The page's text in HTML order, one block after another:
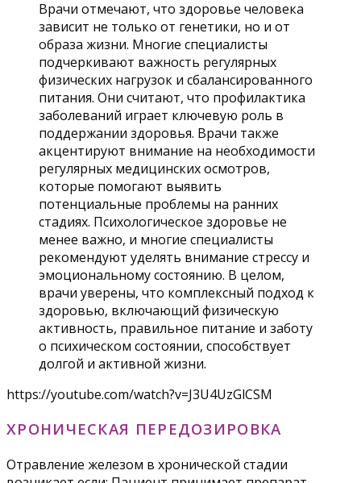
Врачи отмечают, что здоровье человека
зависит не только от генетики, но и от
образа жизни. Многие специалисты
подчеркивают важность регулярных
физических нагрузок и сбалансированного
питания. Они считают, что профилактика
заболеваний играет ключевую роль в
поддержании здоровья. Врачи также
акцентируют внимание на необходимости
регулярных медицинских осмотров,
которые помогают выявить
потенциальные проблемы на ранних
стадиях. Психологическое здоровье не
менее важно, и многие специалисты
рекомендуют уделять внимание стрессу и
эмоциональному состоянию. В целом,
врачи уверены, что комплексный подход к
здоровью, включающий физическую
активность, правильное питание и заботу
о психическом состоянии, способствует
долгой и активной жизни.
https://youtube.com/watch?v=J3U4UzGlCSM
ХРОНИЧЕСКАЯ ПЕРЕДОЗИРОВКА
Отравление железом в хронической стадии